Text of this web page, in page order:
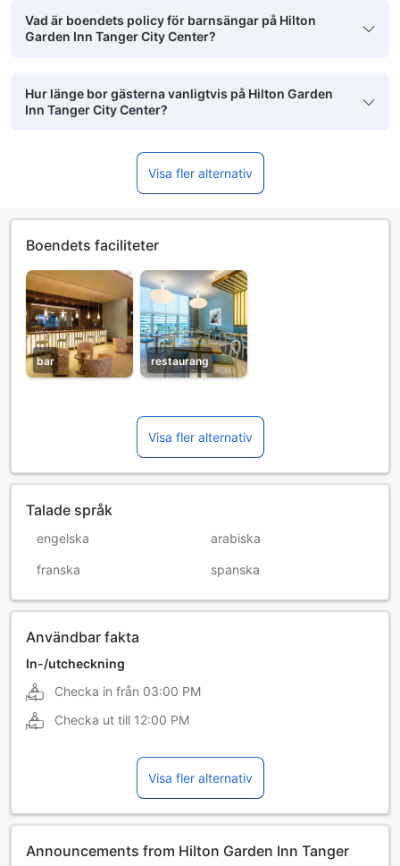
Vad är boendets policy för barnsängar på Hilton
Garden Inn Tanger City Center?
Hur länge bor gästerna vanligtvis på Hilton Garden
Inn Tanger City Center?
Visa fler alternativ
Boendets faciliteter
bar restaurang
Visa fler alternativ
Talade språk
engelska arabiska
franska spanska
Användbar fakta
In-/utcheckning
Checka in från 03:00 PM
Checka ut till 12:00 PM
Visa fler alternativ
Announcements from Hilton Garden Inn Tanger